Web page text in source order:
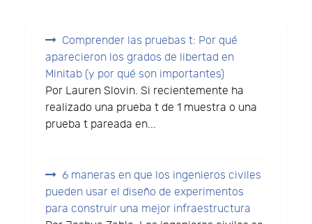
Comprender las pruebas t: Por qué
aparecieron los grados de libertad en
Minitab (y por qué son importantes)
Por Lauren Slovin. Si recientemente ha
realizado una prueba t de 1 muestra o una
prueba t pareada en...
6 maneras en que los ingenieros civiles
pueden usar el diseño de experimentos
para construir una mejor infraestructura